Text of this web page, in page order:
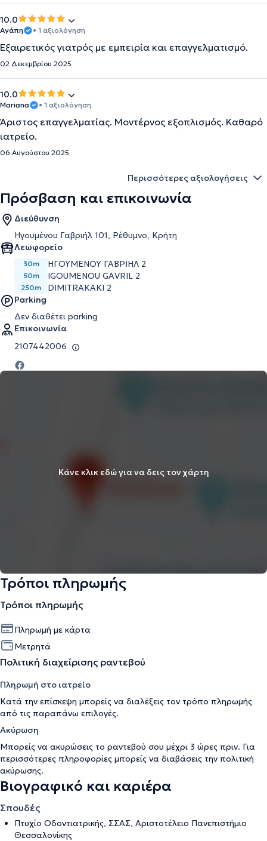
10.0
Αγάπη • 1 αξιολόγηση
Εξαιρετικός γιατρός με εμπειρία και επαγγελματισμό.
02 Δεκεμβρίου 2025
10.0
Mariana • 1 αξιολόγηση
Άριστος επαγγελματίας. Μοντέρνος εξοπλισμός. Καθαρό
ιατρείο.
06 Αυγούστου 2025
Περισσότερες αξιολογήσεις
Πρόσβαση και επικοινωνία
Διεύθυνση
Ηγουμένου Γαβριήλ 101, Ρέθυμνο, Κρήτη
Λεωφορείο
30m ΗΓΟΥΜΕΝΟΥ ΓΑΒΡΙΗΛ 2
50m IGOUMENOU GAVRIL 2
250m
DIMITRAKAKI 2
Parking
Δεν διαθέτει parking
Επικοινωνία
2107442006
Κάνε κλικ εδώ για να δεις τον χάρτη
Τρόποι πληρωμής
Τρόποι πληρωμής
Πληρωμή με κάρτα
Μετρητά
Πολιτική διαχείρισης ραντεβού
Πληρωμή στο ιατρείο
Κατά την επίσκεψη μπορείς να διαλέξεις τον τρόπο πληρωμής
από τις παραπάνω επιλογές.
Ακύρωση
Μπορείς να ακυρώσεις το ραντεβού σου μέχρι 3 ώρες πριν. Για
περισσότερες πληροφορίες μπορείς να διαβάσεις την πολιτική
ακύρωσης.
Βιογραφικό και καριέρα
Σπουδές
Πτυχίο Οδοντιατρικής, ΣΣΑΣ, Αριστοτέλειο Πανεπιστήμιο
Θεσσαλονίκης